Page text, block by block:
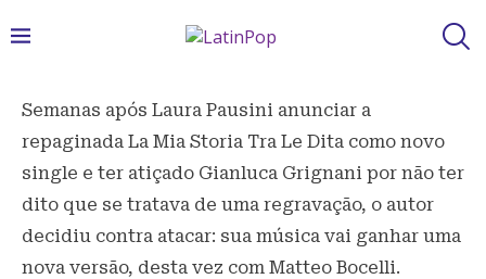
Semanas após Laura Pausini anunciar a
repaginada La Mia Storia Tra Le Dita como novo
single e ter atiçado Gianluca Grignani por não ter
dito que se tratava de uma regravação, o autor
decidiu contra atacar: sua música vai ganhar uma
nova versão, desta vez com Matteo Bocelli.